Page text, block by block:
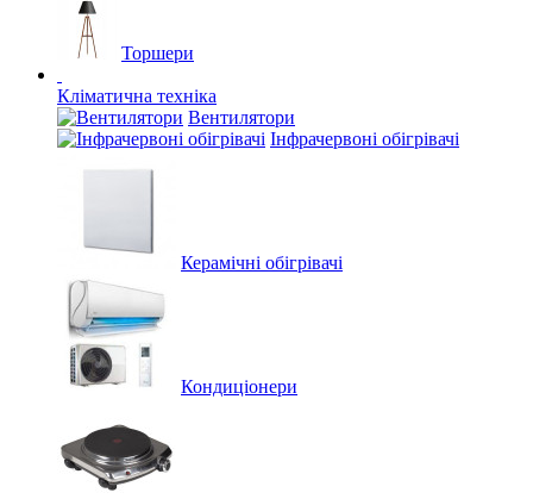
Торшери
Кліматична техніка
Вентилятори
Інфрачервоні обігрівачі
Керамічні обігрівачі
Кондиціонери